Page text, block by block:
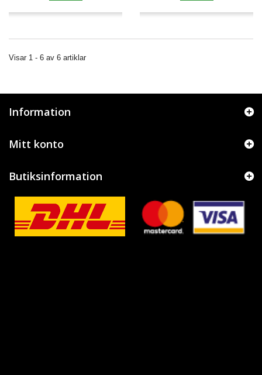
Visar 1 - 6 av 6 artiklar
Information
Mitt konto
Butiksinformation